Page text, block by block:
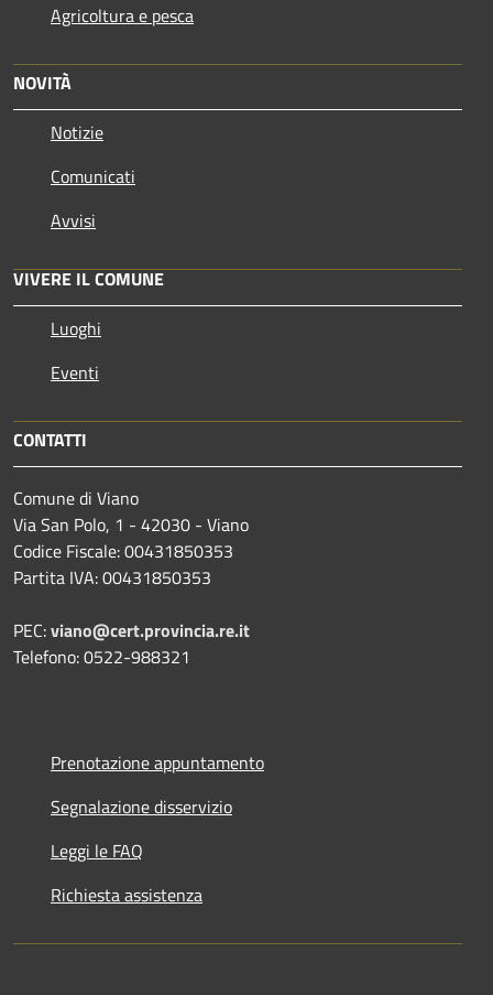
Agricoltura e pesca
NOVITÀ
Notizie
Comunicati
Avvisi
VIVERE IL COMUNE
Luoghi
Eventi
CONTATTI
Comune di Viano
Via San Polo, 1 - 42030 - Viano
Codice Fiscale: 00431850353
Partita IVA: 00431850353
PEC:viano@cert.provincia.re.it
Telefono: 0522-988321
Prenotazione appuntamento
Segnalazione disservizio
Leggi le FAQ
Richiesta assistenza